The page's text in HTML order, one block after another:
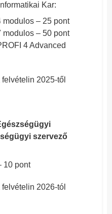
Kar:
modulos – 25 pont
modulos – 50 pont
4 Advanced
2025-től
szervező
10 pont
2026-tól